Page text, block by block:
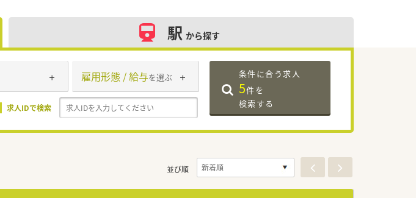
駅 から探す
雇用形態 / 給与を選ぶ
求人IDで検索
条件に合う求人
5件を
検索する
並び順